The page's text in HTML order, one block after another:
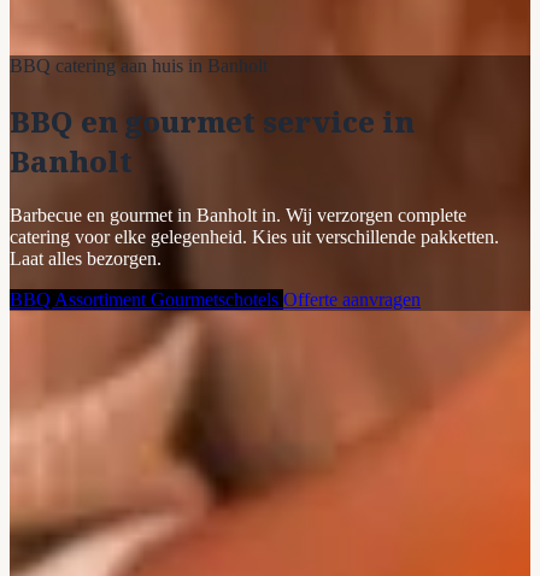
BBQ catering aan huis in Banholt
BBQ en gourmet service in
Banholt
Barbecue en gourmet in Banholt in. Wij verzorgen complete
catering voor elke gelegenheid. Kies uit verschillende pakketten.
Laat alles bezorgen.
BBQ Assortiment Gourmetschotels Offerte aanvragen